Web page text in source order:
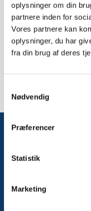
oplysninger om din
partnere inden for
Vores partnere kan
oplysninger, du har
fra din brug af deres
Nødvendig
Præferencer
Statistik
Marketing
Besked til